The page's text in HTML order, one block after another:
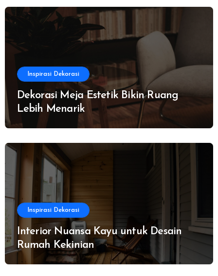
Inspirasi Dekorasi
Dekorasi Meja Estetik Bikin Ruang
Lebih Menarik
Inspirasi Dekorasi
Interior Nuansa Kayu untuk Desain
Rumah Kekinian